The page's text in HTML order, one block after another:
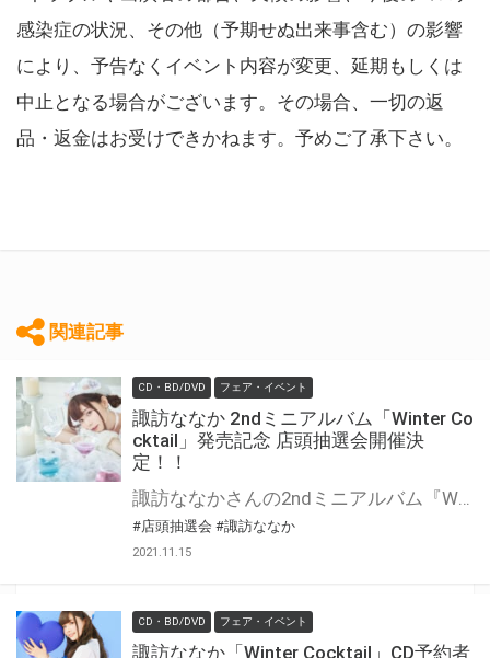
感染症の状況、その他（予期せぬ出来事含む）の影響
により、予告なくイベント内容が変更、延期もしくは
中止となる場合がございます。その場合、一切の返
品・返金はお受けできかねます。予めご了承下さい。
関連記事
CD・BD/DVD フェア・イベント
諏訪ななか 2ndミニアルバム「Winter Co
cktail」発売記念 店頭抽選会開催決
定！！
諏訪ななかさんの2ndミニアルバム『Winter Cocktail』の発売を記念して、店頭抽選会の開催が決定しました！ この機会でないと手に入らない、超レアな豪華景品が当たる抽選会になります！ 是非、ご参加ください！
#店頭抽選会 #諏訪ななか
2021.11.15
CD・BD/DVD フェア・イベント
諏訪ななか「Winter Cocktail」CD予約者